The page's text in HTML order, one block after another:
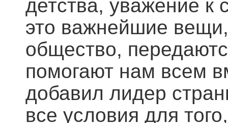
детства, уважение к
это важнейшие
общество,
помогают нам всем
добавил лидер
все условия для